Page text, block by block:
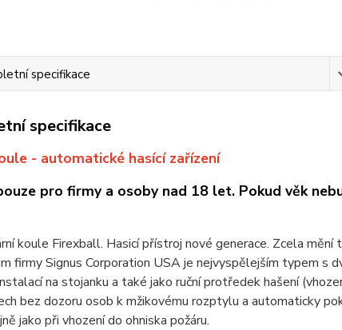
specifikace
specifikace
- automatické hasící zařízení
pro firmy a osoby nad 18 let. Pokud věk
koule Firexball. Hasicí přístroj nové generace. Zcela mění
firmy Signus Corporation USA je nejvyspělejším typem s
na stojanku a také jako ruční protředek hašení
bez dozoru osob k mžikovému rozptylu a automaticky
jako při vhození do ohniska požáru.